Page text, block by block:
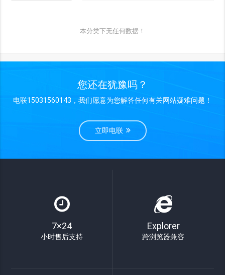
本分类下无任何数据！
您还在犹豫吗？
电联15031560143，我们愿意为您解答任何有关网站疑难问题！
立即电联
7×24
小时售后支持
Explorer
跨浏览器兼容